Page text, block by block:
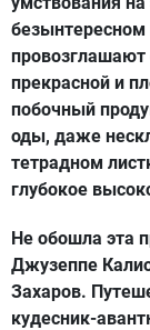
безынтересном
прекрасной и
побочный
оды, даже
тетрадном
глубокое
Не обошла эта
Джузеппе
Захаров.
кудесник-